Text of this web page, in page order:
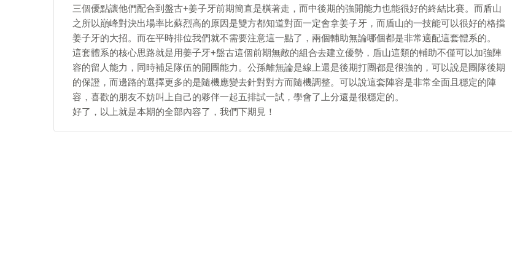
三個優點讓他們配合到盤古+姜子牙前期簡直是橫著走，而中後期的強開能力也能很好的終結比賽。而盾山
之所以巔峰對決出場率比蘇烈高的原因是雙方都知道對面一定會拿姜子牙，而盾山的一技能可以很好的格擋
姜子牙的大招。而在平時排位我們就不需要注意這一點了，兩個輔助無論哪個都是非常適配這套體系的。
這套體系的核心思路就是用姜子牙+盤古這個前期無敵的組合去建立優勢，盾山這類的輔助不僅可以加強陣
容的留人能力，同時補足隊伍的開團能力。公孫離無論是線上還是後期打團都是很強的，可以說是團隊後期
的保證，而邊路的選擇更多的是隨機應變去針對對方而隨機調整。可以說這套陣容是非常全面且穩定的陣
容，喜歡的朋友不妨叫上自己的夥伴一起五排試一試，學會了上分還是很穩定的。
好了，以上就是本期的全部內容了，我們下期見！